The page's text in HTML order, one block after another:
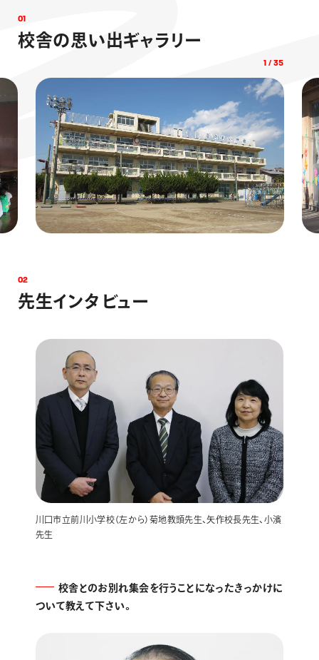
01
校舎の思い出ギャラ リ ー
1 /35
02
先生インタ ビュ ー
川口市立前川小学校（左から）菊地教頭先生、矢作校長先生、小濱
先生
校舎とのお別れ集会を行うことになったきっかけに
ついて教えて下さい。